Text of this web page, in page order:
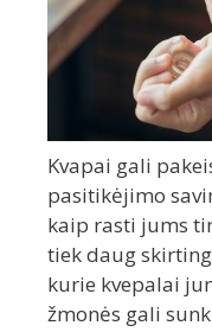
Kvapai gali
pasitikėjimo
kaip rasti jums
tiek daug
kurie kvepalai
žmonės gali